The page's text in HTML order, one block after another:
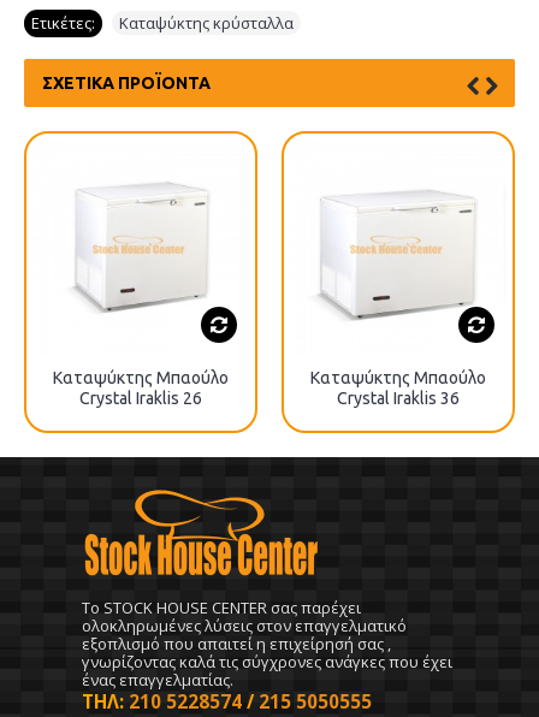
Ετικέτες: Καταψύκτης κρύσταλλα
ΣΧΕΤΙΚΆ ΠΡΟΪΌΝΤΑ
Καταψύκτης Μπαούλο
Crystal Iraklis 26
Καταψύκτης Μπαούλο
Crystal Iraklis 36
To STOCK HOUSE CENTER σας παρέχει
ολοκληρωμένες λύσεις στον επαγγελματικό
εξοπλισμό που απαιτεί η επιχείρησή σας ,
γνωρίζοντας καλά τις σύγχρονες ανάγκες που έχει
ένας επαγγελματίας.
ΤΗΛ: 210 5228574 / 215 5050555